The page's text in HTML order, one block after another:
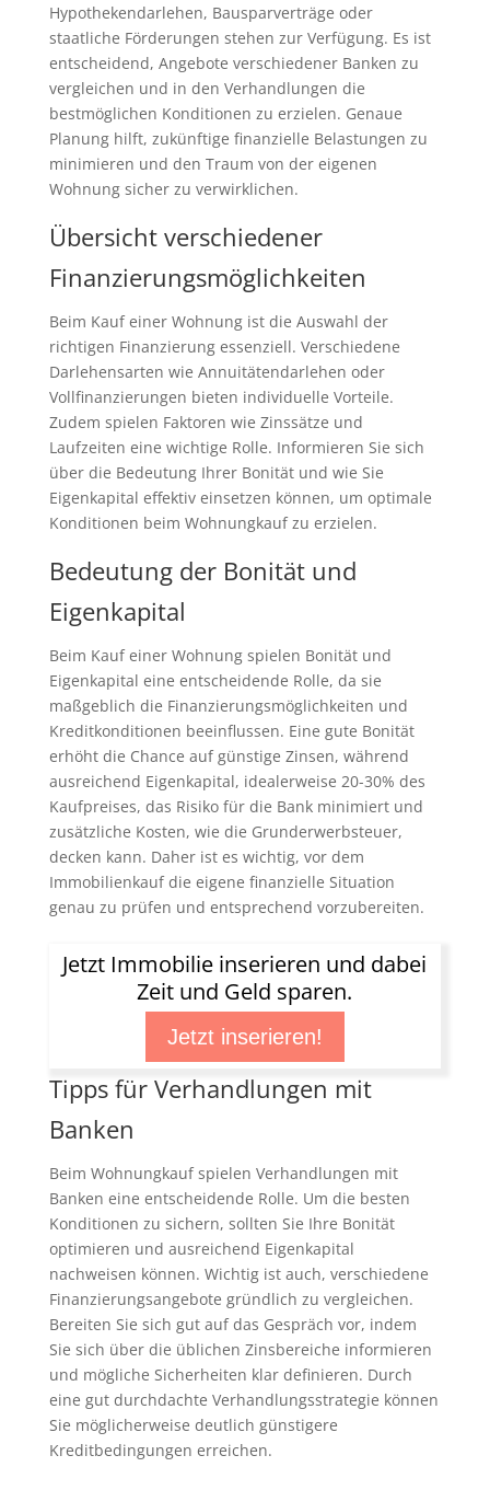
Hypothekendarlehen, Bausparverträge oder
staatliche Förderungen stehen zur Verfügung. Es ist
entscheidend, Angebote verschiedener Banken zu
vergleichen und in den Verhandlungen die
bestmöglichen Konditionen zu erzielen. Genaue
Planung hilft, zukünftige finanzielle Belastungen zu
minimieren und den Traum von der eigenen
Wohnung sicher zu verwirklichen.
Übersicht verschiedener
Finanzierungsmöglichkeiten
Beim Kauf einer Wohnung ist die Auswahl der
richtigen Finanzierung essenziell. Verschiedene
Darlehensarten wie Annuitätendarlehen oder
Vollfinanzierungen bieten individuelle Vorteile.
Zudem spielen Faktoren wie Zinssätze und
Laufzeiten eine wichtige Rolle. Informieren Sie sich
über die Bedeutung Ihrer Bonität und wie Sie
Eigenkapital effektiv einsetzen können, um optimale
Konditionen beim Wohnungkauf zu erzielen.
Bedeutung der Bonität und
Eigenkapital
Beim Kauf einer Wohnung spielen Bonität und
Eigenkapital eine entscheidende Rolle, da sie
maßgeblich die Finanzierungsmöglichkeiten und
Kreditkonditionen beeinflussen. Eine gute Bonität
erhöht die Chance auf günstige Zinsen, während
ausreichend Eigenkapital, idealerweise 20-30% des
Kaufpreises, das Risiko für die Bank minimiert und
zusätzliche Kosten, wie die Grunderwerbsteuer,
decken kann. Daher ist es wichtig, vor dem
Immobilienkauf die eigene finanzielle Situation
genau zu prüfen und entsprechend vorzubereiten.
Jetzt Immobilie inserieren und dabei
Zeit und Geld sparen.
Jetzt inserieren!
Tipps für Verhandlungen mit
Banken
Beim Wohnungkauf spielen Verhandlungen mit
Banken eine entscheidende Rolle. Um die besten
Konditionen zu sichern, sollten Sie Ihre Bonität
optimieren und ausreichend Eigenkapital
nachweisen können. Wichtig ist auch, verschiedene
Finanzierungsangebote gründlich zu vergleichen.
Bereiten Sie sich gut auf das Gespräch vor, indem
Sie sich über die üblichen Zinsbereiche informieren
und mögliche Sicherheiten klar definieren. Durch
eine gut durchdachte Verhandlungsstrategie können
Sie möglicherweise deutlich günstigere
Kreditbedingungen erreichen.